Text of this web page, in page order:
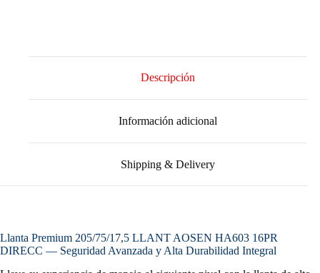
Descripción
Información adicional
Shipping & Delivery
Llanta Premium 205/75/17,5 LLANT AOSEN HA603 16PR
DIRECC — Seguridad Avanzada y Alta Durabilidad Integral